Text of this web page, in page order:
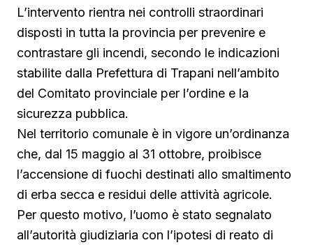
L’intervento rientra nei controlli straordinari
disposti in tutta la provincia per prevenire e
contrastare gli incendi, secondo le indicazioni
stabilite dalla Prefettura di Trapani nell’ambito
del Comitato provinciale per l’ordine e la
sicurezza pubblica.
Nel territorio comunale è in vigore un’ordinanza
che, dal 15 maggio al 31 ottobre, proibisce
l’accensione di fuochi destinati allo smaltimento
di erba secca e residui delle attività agricole.
Per questo motivo, l’uomo è stato segnalato
all’autorità giudiziaria con l’ipotesi di reato di